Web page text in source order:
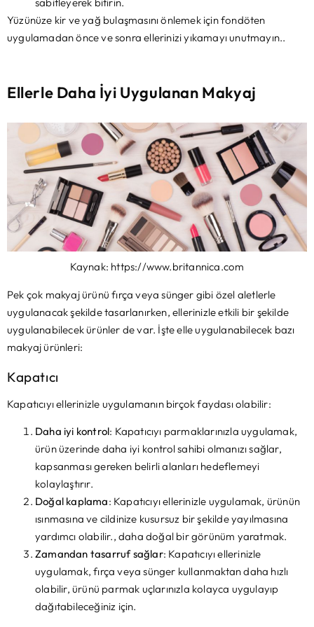
Yüzünüze kir ve yağ bulaşmasını önlemek için fondöten
uygulamadan önce ve sonra ellerinizi yıkamayı unutmayın..
Ellerle Daha İyi Uygulanan Makyaj
Kaynak: https://www.britannica.com
Pek çok makyaj ürünü fırça veya sünger gibi özel aletlerle
uygulanacak şekilde tasarlanırken, ellerinizle etkili bir şekilde
uygulanabilecek ürünler de var. İşte elle uygulanabilecek bazı
makyaj ürünleri:
Kapatıcı
Kapatıcıyı ellerinizle uygulamanın birçok faydası olabilir:
Daha iyi kontrol: Kapatıcıyı parmaklarınızla uygulamak,
ürün üzerinde daha iyi kontrol sahibi olmanızı sağlar,
kapsanması gereken belirli alanları hedeflemeyi
kolaylaştırır.
Doğal kaplama: Kapatıcıyı ellerinizle uygulamak, ürünün
ısınmasına ve cildinize kusursuz bir şekilde yayılmasına
yardımcı olabilir., daha doğal bir görünüm yaratmak.
Zamandan tasarruf sağlar: Kapatıcıyı ellerinizle
uygulamak, fırça veya sünger kullanmaktan daha hızlı
olabilir, ürünü parmak uçlarınızla kolayca uygulayıp
dağıtabileceğiniz için.